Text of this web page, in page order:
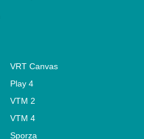
VRT Canvas
Play 4
VTM 2
VTM 4
Sporza